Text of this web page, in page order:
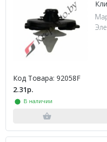
Код Товара: 92058F
2.31р.
⬤ В наличии